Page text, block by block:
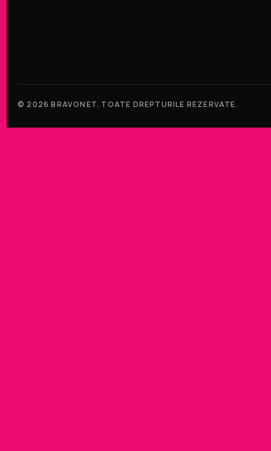
© 2026 BRAVONET. TOATE DREPTURILE REZERVATE.